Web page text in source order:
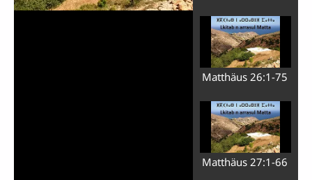
Matthäus 26:1-75
Matthäus 27:1-66